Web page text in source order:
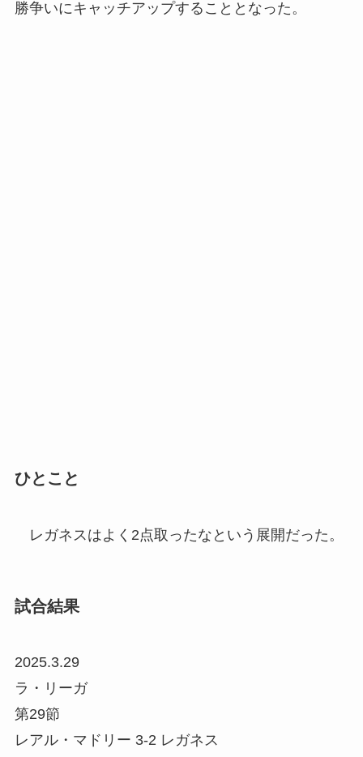
勝争いにキャッチアップすることとなった。
ひとこと
レガネスはよく2点取ったなという展開だった。
試合結果
2025.3.29
ラ・リーガ
第29節
レアル・マドリー 3-2 レガネス